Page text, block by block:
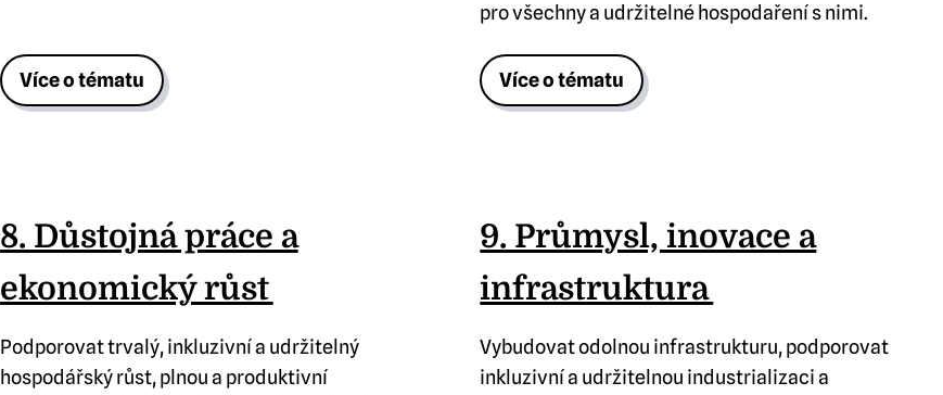
Více o tématu
pro všechny a udržitelné hospodaření s nimi.
Více o tématu
8. Důstojná práce a
ekonomický růst
Podporovat trvalý, inkluzivní a udržitelný
hospodářský růst, plnou a produktivní
9. Průmysl, inovace a
infrastruktura
Vybudovat odolnou infrastrukturu, podporovat
inkluzivní a udržitelnou industrializaci a